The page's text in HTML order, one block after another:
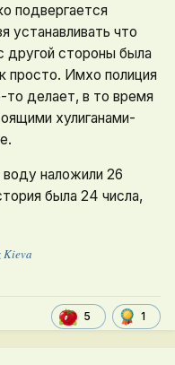
подвергается
устанавливать что
другой стороны была
просто. Имхо полиция
то делает, в то время
хулиганами-
воду наложили 26
была 24 числа,
Kieva
5 1